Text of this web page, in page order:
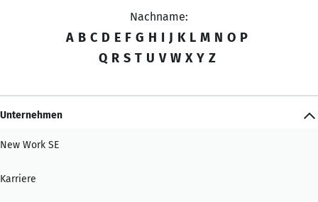
Nachname:
A B C D E F G H I J K L M N O P
Q R S T U V W X Y Z
Unternehmen
New Work SE
Karriere